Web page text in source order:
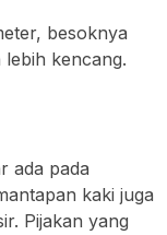
besoknya
kencang.
ada pada
kaki juga
Pijakan yang